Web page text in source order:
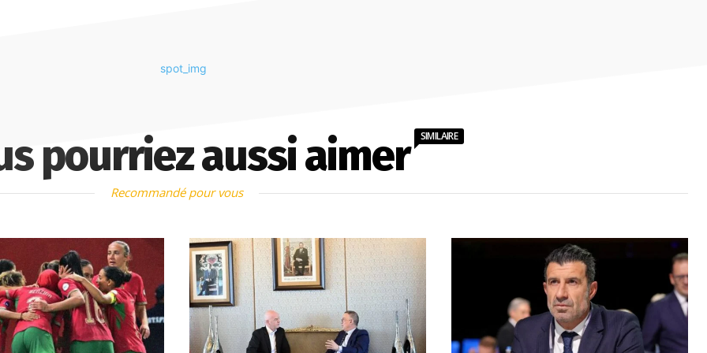
pourriez aussi aimer SIMILAIRE
Recommandé pour vous